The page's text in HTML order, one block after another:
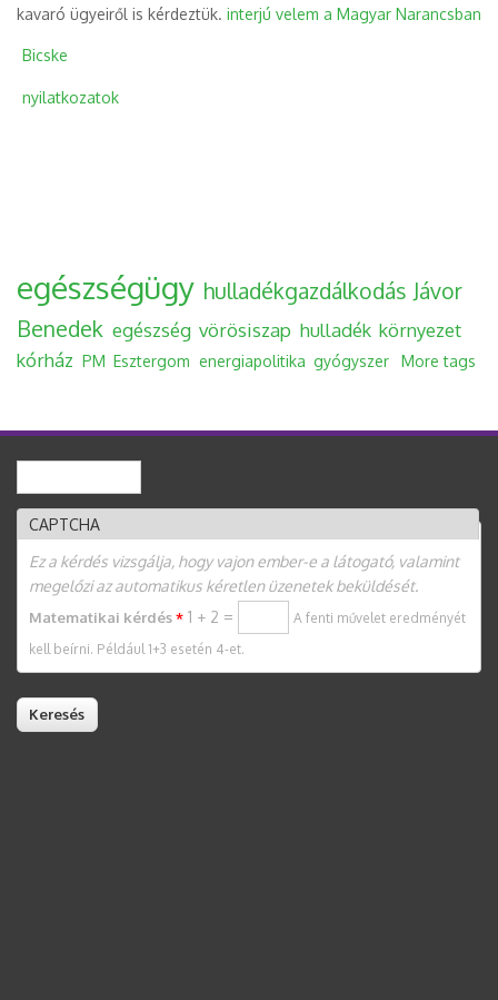
kavaró ügyeiről is kérdeztük. interjú velem a Magyar Narancsban
Bicske
nyilatkozatok
egészségügy hulladékgazdálkodás Jávor
Benedek egészség vörösiszap hulladék környezet
kórház PM Esztergom energiapolitika gyógyszer More tags
CAPTCHA
Ez a kérdés vizsgálja, hogy vajon ember-e a látogató, valamint
megelőzi az automatikus kéretlen üzenetek beküldését.
Matematikai kérdés* 1 + 2 =
A fenti művelet eredményét
kell beírni. Például 1+3 esetén 4-et.